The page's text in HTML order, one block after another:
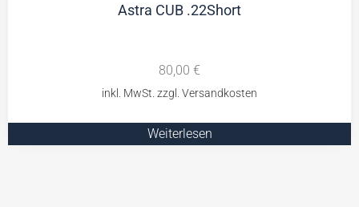
Astra CUB .22Short
80,00 €
Weiterlesen